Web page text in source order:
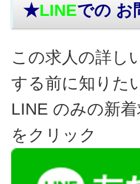
★LINEでの お
この求人の詳し
する前に知りた
LINE のみの新
をクリック